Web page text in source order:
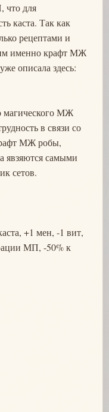
что для
каста. Так как
рецептами и
именно крафт МЖ
описала здесь:
магического МЖ
в связи со
МЖ робы,
явзяются самыми
сетов.
+1 мен, -1 вит,
МП, -50% к